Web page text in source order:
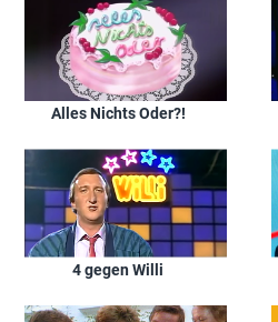
Alles Nichts Oder?!
4 gegen Willi